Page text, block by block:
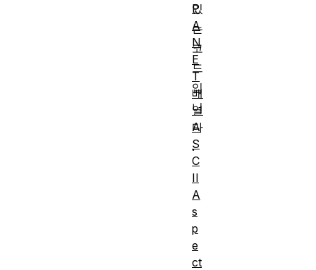
있
는
코
드
입
니
다
.
P
A
N
E
T
배
열
A
S
C
II
A
s
p
e
ct